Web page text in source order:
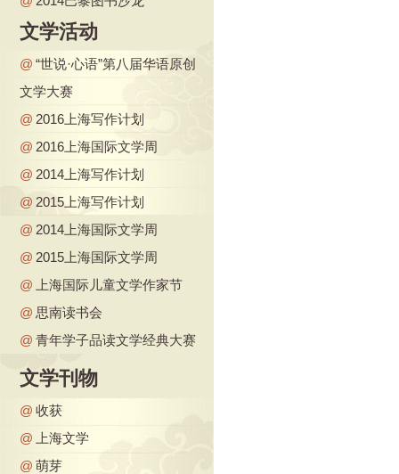
文学活动
@ “世说·心语”第八届华语原创
文学大赛
@ 2016上海写作计划
@ 2016上海国际文学周
@ 2014上海写作计划
@ 2015上海写作计划
@ 2014上海国际文学周
@ 2015上海国际文学周
@
上海国际儿童文学作家节
@ 思南读书会
@ 青年学子品读文学经典大赛
文学刊物
@ 收获
@
上海文学
@ 萌芽